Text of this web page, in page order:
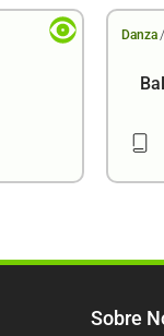
Danza /
Sobre